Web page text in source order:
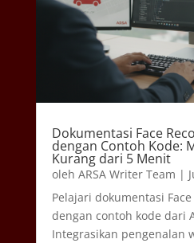
Dokumentasi Face
dengan Contoh Kode:
Kurang dari 5 Menit
oleh ARSA Writer Team |
Pelajari dokumentasi
dengan contoh kode dari
Integrasikan pengenalan